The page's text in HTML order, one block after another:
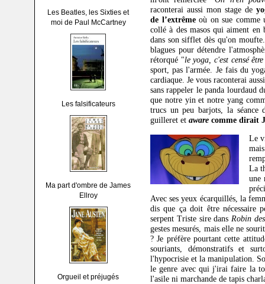
Les Beatles, les Sixties et
moi de Paul McCartney
Les falsificateurs
Ma part d'ombre de James
Ellroy
Orgueil et préjugés
raconterai aussi mon stage de
de l’extrêmeoù on sue comme
collé à des masos qui aiment en
dans son sifflet dès qu'on
blagues pour détendre
rétorqué "le yoga, c'est censé
sport, pas l'armée. Je fais du
cardiaque. Je vous raconterai
sans rappeler le panda
que notre yin et notre yang
trucs un peu barjots, la
guilleret et aware comme dirait
Le
La
une
Avec ses yeux écarquillés, la
dis que ça doit être nécessaire
serpent Triste sire dans Robin
gestes mesurés, mais elle ne
? Je préfère pourtant cette
souriants, démonstratifs et
l'hypocrisie et la manipulation.
le genre avec qui j'irai faire la
l'asile ni marchande de tapis